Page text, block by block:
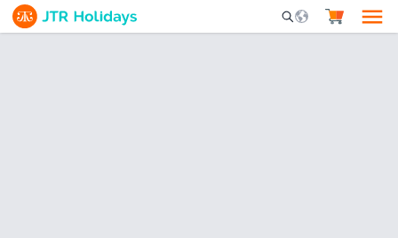
Mobile Search